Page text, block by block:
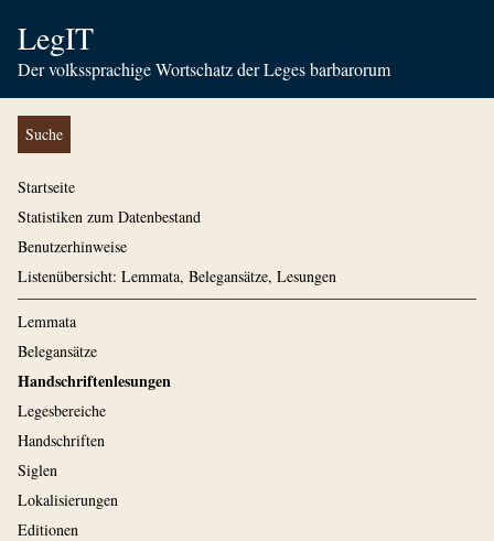
LegIT
Der volkssprachige Wortschatz der Leges barbarorum
Suche
Startseite
Statistiken zum Datenbestand
Benutzerhinweise
Listenübersicht: Lemmata, Belegansätze, Lesungen
Lemmata
Belegansätze
Handschriftenlesungen
Legesbereiche
Handschriften
Siglen
Lokalisierungen
Editionen